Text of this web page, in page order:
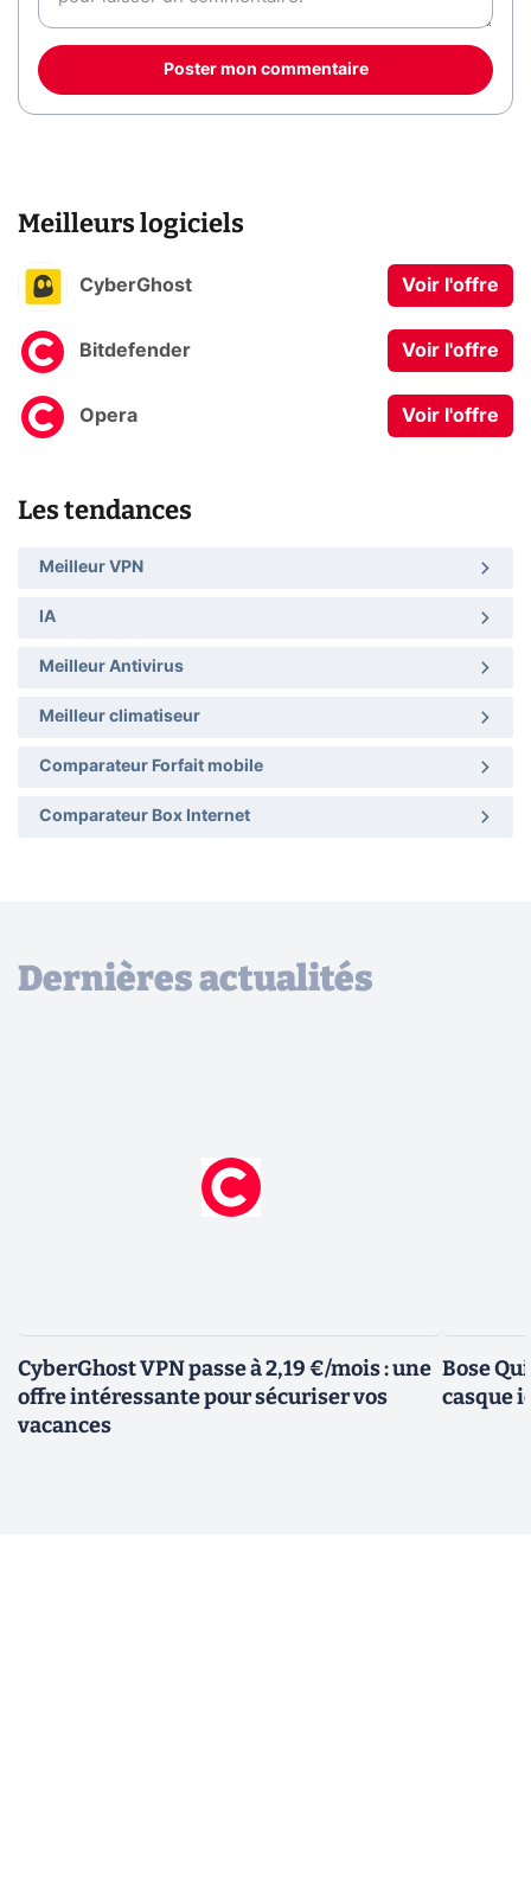
Poster mon commentaire
Meilleurs logiciels
CyberGhost Voir l'offre
Bitdefender Voir l'offre
Opera Voir l'offre
Les tendances
Meilleur VPN
IA
Meilleur Antivirus
Meilleur climatiseur
Comparateur Forfait mobile
Comparateur Box Internet
Dernières actualités
CyberGhost VPN passe à 2,19 €/mois : une
offre intéressante pour sécuriser vos
vacances
Bose
casque